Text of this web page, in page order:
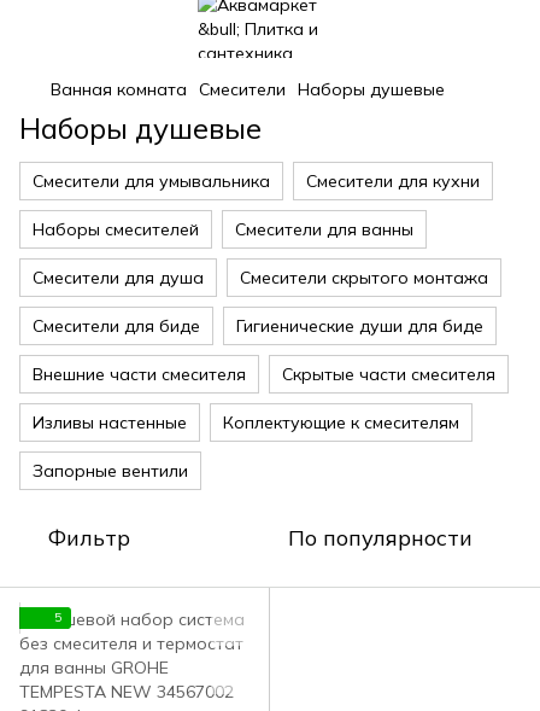
Ванная комната Смесители Наборы душевые
Наборы душевые
Смесители для умывальника Смесители для кухни
Наборы смесителей Смесители для ванны
Смесители для душа Смесители скрытого монтажа
Смесители для биде Гигиенические души для биде
Внешние части смесителя Скрытые части смесителя
Изливы настенные Коплектующие к смесителям
Запорные вентили
Фильтр По популярности
5